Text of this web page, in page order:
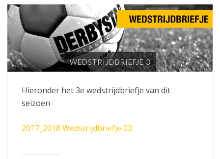
WEDSTRIJDBRIEFJE 3
Hieronder het 3e wedstrijdbriefje van dit
seizoen
2017_2018 Wedstrijdbriefje 03